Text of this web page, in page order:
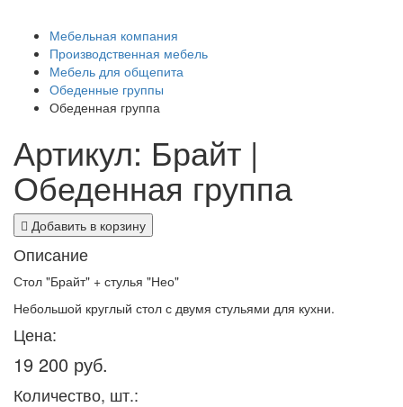
Мебельная компания
Производственная мебель
Мебель для общепита
Обеденные группы
Обеденная группа
Артикул: Брайт |
Обеденная группа
Добавить в корзину
Описание
Стол "Брайт" + стулья "Нео"
Небольшой круглый стол с двумя стульями для кухни.
Цена:
19 200 руб.
Количество, шт.: